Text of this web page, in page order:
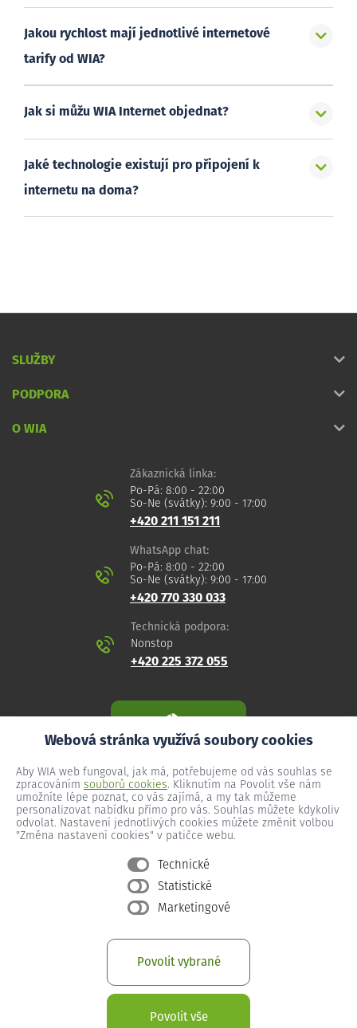
Webová stránka využívá soubory cookies
Aby WIA web fungoval, jak má, potřebujeme od vás souhlas se
zpracováním souborů cookies. Kliknutím na Povolit vše nám
umožníte lépe poznat, co vás zajímá, a my tak můžeme
personalizovat nabídku přímo pro vás. Souhlas můžete kdykoliv
odvolat. Nastavení jednotlivých cookies můžete změnit volbou
"Změna nastavení cookies" v patičce webu.
Technické
Statistické
Marketingové
Povolit vybrané
Povolit vše
Jakou rychlost mají jednotlivé internetové
tarify od WIA?
Jak si můžu WIA Internet objednat?
Jaké technologie existují pro připojení k
internetu na doma?
SLUŽBY
PODPORA
O WIA
Zákaznická linka:
Po-Pá: 8:00 - 22:00
So-Ne (svátky): 9:00 - 17:00
+420 211 151 211
WhatsApp chat:
Po-Pá: 8:00 - 22:00
So-Ne (svátky): 9:00 - 17:00
+420 770 330 033
Technická podpora:
Nonstop
+420 225 372 055
Všeobecné podmínky
Ochrana osobních údajů
Změna nastavení cookies
Provozní podmínky předplacený internet
Provozní podmínky WIA Optika